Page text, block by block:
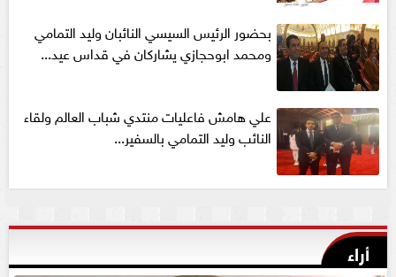
بحضور الرئيس السيسي النائبان وليد التمامي
ومحمد ابوحجازي يشاركان في قداس عيد...
علي هامش فاعليات منتدي شباب العالم ولقاء
النائب وليد التمامي بالسفير...
أراء